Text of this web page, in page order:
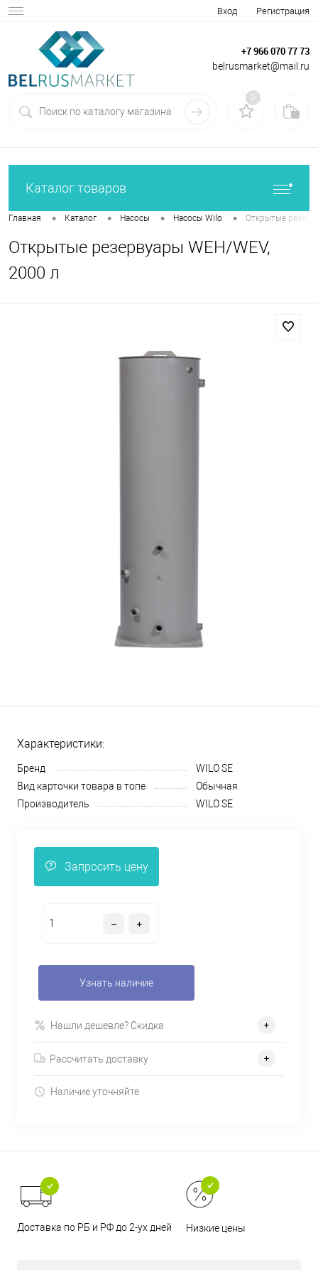
Вход Регистрация
+7 966 070 77 73
belrusmarket@mail.ru
0
Каталог товаров
Главная • Каталог • Насосы • Насосы Wilo • Открытые
Открытые резервуары WEH/WEV,
2000 л
Характеристики:
Бренд
WILO SE
Вид карточки товара в топе
Обычная
Производитель
WILO SE
Запросить цену
Узнать наличие
Нашли дешевле? Скидка
Рассчитать доставку
Наличие уточняйте
Доставка по РБ и РФ до 2-ух дней Низкие цены